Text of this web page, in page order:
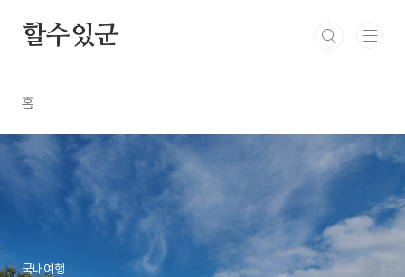
할수있군
홈
국내여행